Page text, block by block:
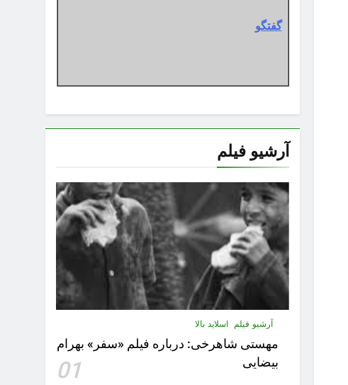
گفتگو
آرشیو فیلم
آرشیو فیلم اسلاید بالا
مهستى شاهرخى:‌ درباره فيلم «سفر» بهرام
بیضایی
01